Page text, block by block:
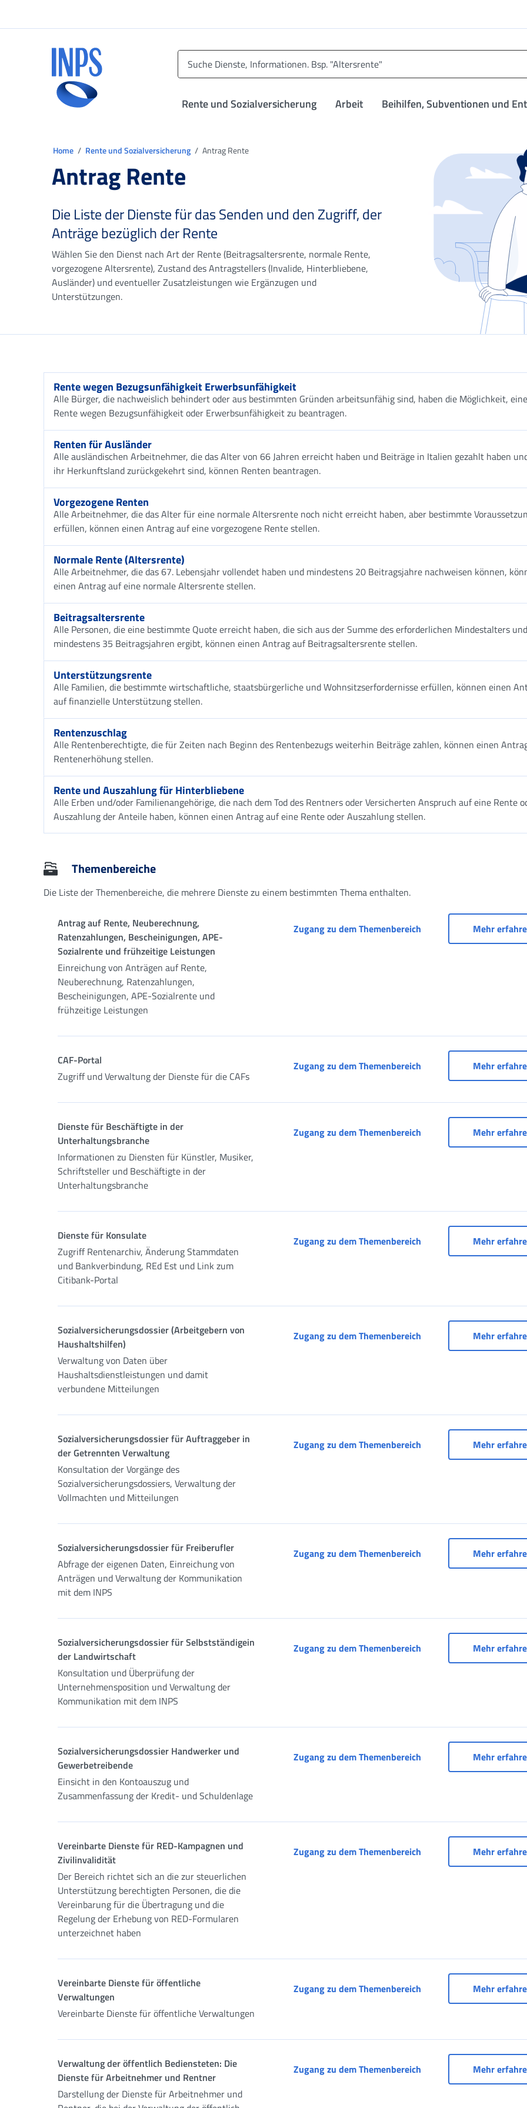
Rente und Sozialversicherung Arbeit Beihilfen, Subventionen und
Home Rente und Sozialversicherung Antrag Rente
Antrag Rente
Die Liste der Dienste für das Senden und den Zugriff, der
Anträge bezüglich der Rente
Wählen Sie den Dienst nach Art der Rente (Beitragsaltersrente, normale Rente,
vorgezogene Altersrente), Zustand des Antragstellers (Invalide, Hinterbliebene,
Ausländer) und eventueller Zusatzleistungen wie Ergänzugen und
Unterstützungen.
Rente wegen Bezugsunfähigkeit Erwerbsunfähigkeit
Alle Bürger, die nachweislich behindert oder aus bestimmten Gründen arbeitsunfähig sind, haben die Möglichkeit, eine
Rente wegen Bezugsunfähigkeit oder Erwerbsunfähigkeit zu beantragen.
Renten für Ausländer
Alle ausländischen Arbeitnehmer, die das Alter von 66 Jahren erreicht haben und Beiträge in Italien gezahlt haben
ihr Herkunftsland zurückgekehrt sind, können Renten beantragen.
Vorgezogene Renten
Alle Arbeitnehmer, die das Alter für eine normale Altersrente noch nicht erreicht haben, aber bestimmte
erfüllen, können einen Antrag auf eine vorgezogene Rente stellen.
Normale Rente (Altersrente)
Alle Arbeitnehmer, die das 67. Lebensjahr vollendet haben und mindestens 20 Beitragsjahre nachweisen können,
einen Antrag auf eine normale Altersrente stellen.
Beitragsaltersrente
Alle Personen, die eine bestimmte Quote erreicht haben, die sich aus der Summe des erforderlichen Mindestalters und
mindestens 35 Beitragsjahren ergibt, können einen Antrag auf Beitragsaltersrente stellen.
Unterstützungsrente
Alle Familien, die bestimmte wirtschaftliche, staatsbürgerliche und Wohnsitzserfordernisse erfüllen, können einen
auf finanzielle Unterstützung stellen.
Rentenzuschlag
Alle Rentenberechtigte, die für Zeiten nach Beginn des Rentenbezugs weiterhin Beiträge zahlen, können einen
Rentenerhöhung stellen.
Rente und Auszahlung für Hinterbliebene
Alle Erben und/oder Familienangehörige, die nach dem Tod des Rentners oder Versicherten Anspruch auf eine Rente
Auszahlung der Anteile haben, können einen Antrag auf eine Rente oder Auszahlung stellen.
Themenbereiche
Die Liste der Themenbereiche, die mehrere Dienste zu einem bestimmten Thema enthalten.
Antrag auf Rente, Neuberechnung,
Ratenzahlungen, Bescheinigungen, APE-
Sozialrente und frühzeitige Leistungen
Einreichung von Anträgen auf Rente,
Neuberechnung, Ratenzahlungen,
Bescheinigungen, APE-Sozialrente und
frühzeitige Leistungen
Zugang zu dem Themenbereich Antrag auf Rente,
Mehr
CAF-Portal
Zugriff und Verwaltung der Dienste für die CAFs
Zugang zu dem Themenbereich Mehr
Dienste für Beschäftigte in der
Unterhaltungsbranche
Informationen zu Diensten für Künstler, Musiker,
Schriftsteller und Beschäftigte in der
Unterhaltungsbranche
Zugang zu dem Themenbereich Dienste für Beschäftigte
Mehr
Dienste für Konsulate
Zugriff Rentenarchiv, Änderung Stammdaten
und Bankverbindung, REd Est und Link zum
Citibank-Portal
Zugang zu dem Themenbereich Dienste für Konsulate
Mehr
Sozialversicherungsdossier (Arbeitgebern von
Haushaltshilfen)
Verwaltung von Daten über
Haushaltsdienstleistungen und damit
verbundene Mitteilungen
Zugang zu dem Themenbereich Mehr
Sozialversicherungsdossier für Auftraggeber in
der Getrennten Verwaltung
Konsultation der Vorgänge des
Sozialversicherungsdossiers, Verwaltung der
Vollmachten und Mitteilungen
Zugang zu dem Themenbereich Mehr
Sozialversicherungsdossier für Freiberufler
Abfrage der eigenen Daten, Einreichung von
Anträgen und Verwaltung der Kommunikation
mit dem INPS
Zugang zu dem Themenbereich Mehr
Sozialversicherungsdossier für Selbstständigein
der Landwirtschaft
Konsultation und Überprüfung der
Unternehmensposition und Verwaltung der
Kommunikation mit dem INPS
Zugang zu dem Themenbereich Mehr
Sozialversicherungsdossier Handwerker und
Gewerbetreibende
Einsicht in den Kontoauszug und
Zusammenfassung der Kredit- und Schuldenlage
Zugang zu dem Themenbereich Mehr
Vereinbarte Dienste für RED-Kampagnen und
Zivilinvalidität
Der Bereich richtet sich an die zur steuerlichen
Unterstützung berechtigten Personen, die die
Vereinbarung für die Übertragung und die
Regelung der Erhebung von RED-Formularen
unterzeichnet haben
Zugang zu dem Themenbereich Vereinbarte Dienste für
Mehr
Vereinbarte Dienste für öffentliche
Verwaltungen
Vereinbarte Dienste für öffentliche Verwaltungen
Zugang zu dem Themenbereich Vereinbarte Dienste für
Mehr
Verwaltung der öffentlich Bediensteten: Die
Dienste für Arbeitnehmer und Rentner
Darstellung der Dienste für Arbeitnehmer und
Zugang zu dem Themenbereich Verwaltung der
Mehr